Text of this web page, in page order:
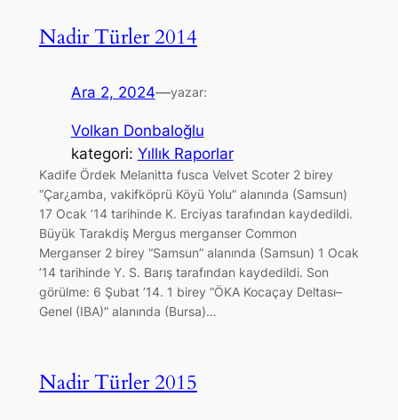
Nadir Türler 2014
Ara 2, 2024—yazar:
Volkan Donbaloğlu
kategori: Yıllık Raporlar
Kadife Ördek Melanitta fusca Velvet Scoter 2 birey
“Çar¿amba, vakifköprü Köyü Yolu” alanında (Samsun)
17 Ocak ’14 tarihinde K. Erciyas tarafından kaydedildi.
Büyük Tarakdiş Mergus merganser Common
Merganser 2 birey “Samsun” alanında (Samsun) 1 Ocak
’14 tarihinde Y. S. Barış tarafından kaydedildi. Son
görülme: 6 Şubat ’14. 1 birey “ÖKA Kocaçay Deltası–
Genel (IBA)” alanında (Bursa)…
Nadir Türler 2015